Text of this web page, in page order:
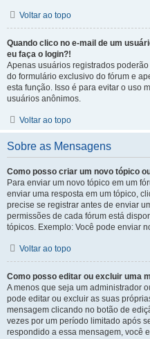
Voltar ao topo
Quando clico no e-mail de um
eu faça o login?!
Apenas usuários registrados
do formulário exclusivo do fórum e
esta função. Isso é para evitar o uso
usuários anônimos.
Voltar ao topo
Sobre as Mensagens
Como posso criar um novo tópico
Para enviar um novo tópico em um
enviar uma resposta em um tópico,
precise se registrar antes de enviar
permissões de cada fórum está
tópicos. Exemplo: Você pode enviar
Voltar ao topo
Como posso editar ou excluir uma
A menos que seja um administrador
pode editar ou excluir as suas
mensagem clicando no botão de
vezes por um período limitado após
respondido a essa mensagem, você